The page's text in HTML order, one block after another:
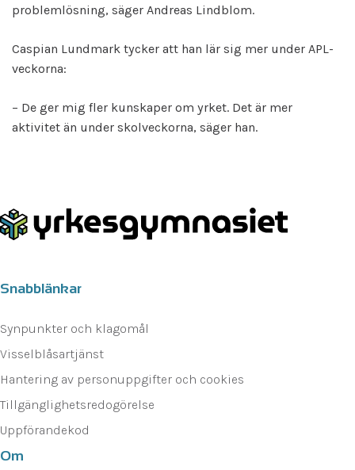
problemlösning, säger Andreas Lindblom.
Caspian Lundmark tycker att han lär sig mer under APL-
veckorna:
– De ger mig fler kunskaper om yrket. Det är mer
aktivitet än under skolveckorna, säger han.‍
Snabblänkar
Synpunkter och klagomål
Visselblåsartjänst
Hantering av personuppgifter och cookies
Tillgänglighetsredogörelse
Uppförandekod
Om